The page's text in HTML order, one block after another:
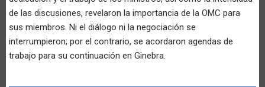
de las discusiones, revelaron la importancia de la OMC para
sus miembros. Ni el diálogo ni la negociación se
interrumpieron; por el contrario, se acordaron agendas de
trabajo para su continuación en Ginebra.